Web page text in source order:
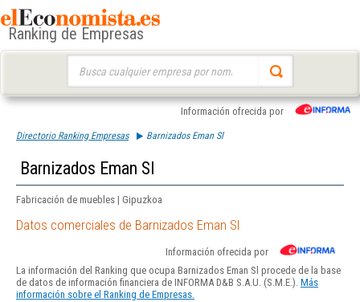
Ranking de Empresas
Información ofrecida por
Directorio Ranking Empresas Barnizados Eman Sl
Barnizados Eman Sl
Fabricación de muebles | Gipuzkoa
Datos comerciales de Barnizados Eman Sl
Información ofrecida por
La información del Ranking que ocupa Barnizados Eman Sl procede de la base
de datos de información financiera de INFORMA D&B S.A.U. (S.M.E.). Más
información sobre el Ranking de Empresas.